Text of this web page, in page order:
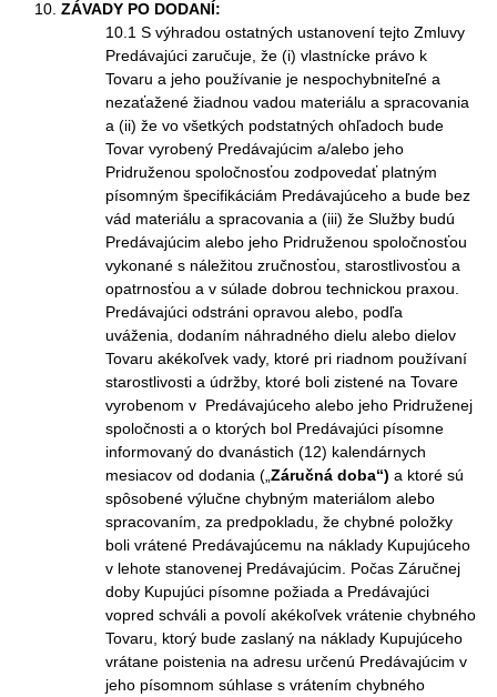
ZÁVADY PO DODANÍ:
10.1 S výhradou ostatných ustanovení tejto Zmluvy
Predávajúci zaručuje, že (i) vlastnícke právo k
Tovaru a jeho používanie je nespochybniteľné a
nezaťažené žiadnou vadou materiálu a spracovania
a (ii) že vo všetkých podstatných ohľadoch bude
Tovar vyrobený Predávajúcim a/alebo jeho
Pridruženou spoločnosťou zodpovedať platným
písomným špecifikáciám Predávajúceho a bude bez
vád materiálu a spracovania a (iii) že Služby budú
Predávajúcim alebo jeho Pridruženou spoločnosťou
vykonané s náležitou zručnosťou, starostlivosťou a
opatrnosťou a v súlade dobrou technickou praxou.
Predávajúci odstráni opravou alebo, podľa
uváženia, dodaním náhradného dielu alebo dielov
Tovaru akékoľvek vady, ktoré pri riadnom používaní
starostlivosti a údržby, ktoré boli zistené na Tovare
vyrobenom v Predávajúceho alebo jeho Pridruženej
spoločnosti a o ktorých bol Predávajúci písomne
informovaný do dvanástich (12) kalendárnych
mesiacov od dodania („ Záručná doba“) a ktoré sú
spôsobené výlučne chybným materiálom alebo
spracovaním, za predpokladu, že chybné položky
boli vrátené Predávajúcemu na náklady Kupujúceho
v lehote stanovenej Predávajúcim. Počas Záručnej
doby Kupujúci písomne požiada a Predávajúci
vopred schváli a povolí akékoľvek vrátenie chybného
Tovaru, ktorý bude zaslaný na náklady Kupujúceho
vrátane poistenia na adresu určenú Predávajúcim v
jeho písomnom súhlase s vrátením chybného